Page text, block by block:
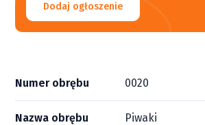
Dodaj ogłoszenie
Numer obrębu 0020
Nazwa obrębu Piwaki